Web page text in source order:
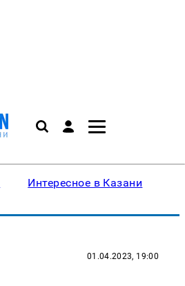
Интересное в Казани
01.04.2023, 19:00